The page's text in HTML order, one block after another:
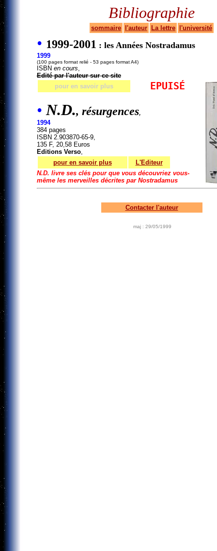
Bibliographie
sommaire l'auteur La lettre l'université
• 1999-2001 : les Années Nostradamus
1999
(100 pages format relié - 53 pages format A4)
ISBN en cours,
Edité par l'auteur sur ce site
pour en savoir plus
EPUISÉ
• N.D., résurgences,
1994
384 pages
ISBN 2.903870-65-9,
135 F, 20,58 Euros
Editions Verso,
pour en savoir plus
L'Editeur
N.D. livre ses clés pour que vous découvriez vous-
même les merveilles décrites par Nostradamus
Contacter l'auteur
maj : 29/05/1999